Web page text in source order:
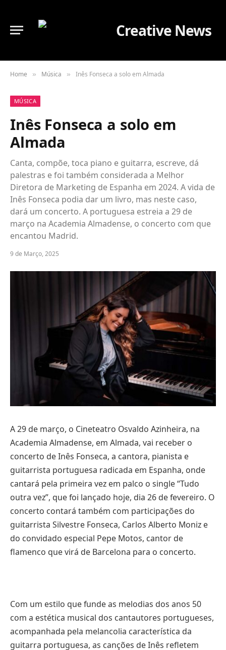
Home » Música » Inês Fonseca a solo em Almada
MÚSICA
Inês Fonseca a solo em
Almada
Canta, compõe, toca piano e guitarra, escreve, dá
palestras e foi também considerada a Melhor
Diretora de Marketing de Espanha em 2024. A vida de
Inês Fonseca podia dar um livro, mas neste caso,
dará um concerto. A portuguesa estreia a 29 de
março na Academia Almadense, o concerto com que
encantou Madrid.
9 de Março, 2025
A 29 de março, o Cineteatro Osvaldo Azinheira, na
Academia Almadense, em Almada, vai receber o
concerto de Inês Fonseca, a cantora, pianista e
guitarrista portuguesa radicada em Espanha, onde
cantará pela primeira vez em palco o single “Tudo
outra vez”, que foi lançado hoje, dia 26 de fevereiro. O
concerto contará também com participações do
guitarrista Silvestre Fonseca, Carlos Alberto Moniz e
do convidado especial Pepe Motos, cantor de
flamenco que virá de Barcelona para o concerto.
Com um estilo que funde as melodias dos anos 50
com a estética musical dos cantautores portugueses,
acompanhada pela melancolia característica da
guitarra portuguesa, as canções de Inês refletem